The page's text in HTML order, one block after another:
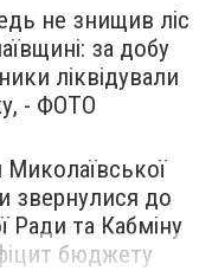
не знищив ліс
за добу
ліквідували
- ФОТО
звернулися до
Ради та Кабміну
бюджету